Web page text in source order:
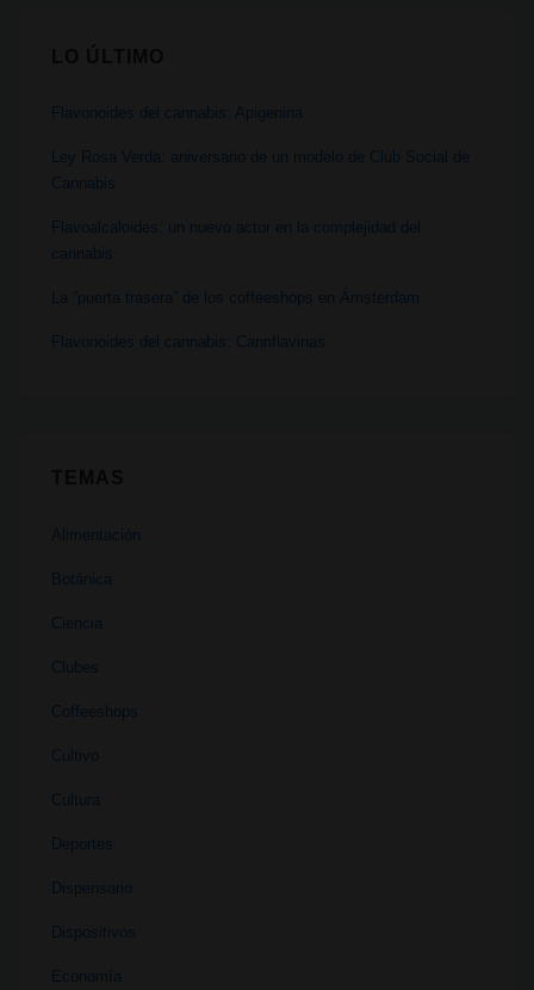
Flavonoides del cannabis: Apigenina
Ley Rosa Verda: aniversario de un modelo de Club Social de
Cannabis
Flavoalcaloides: un nuevo actor en la complejidad del
cannabis
La “puerta trasera” de los coffeeshops en Ámsterdam
Flavonoides del cannabis: Cannflavinas
Alimentación
Botánica
Ciencia
Clubes
Coffeeshops
Cultivo
Cultura
Deportes
Dispensario
Dispositivos
Economía